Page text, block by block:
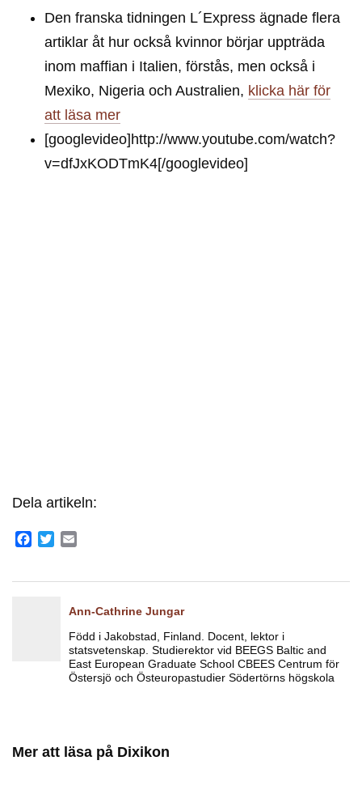
Den franska tidningen L´Express ägnade flera
artiklar åt hur också kvinnor börjar uppträda
inom maffian i Italien, förstås, men också i
Mexiko, Nigeria och Australien, klicka här för
att läsa mer
[googlevideo]http://www.youtube.com/watch?
v=dfJxKODTmK4[/googlevideo]
Dela artikeln:
Facebook
Twitter
Ann-Cathrine Jungar
Född i Jakobstad, Finland. Docent, lektor i
statsvetenskap. Studierektor vid BEEGS Baltic and
East European Graduate School CBEES Centrum för
Östersjö och Östeuropastudier Södertörns högskola
Mer att läsa på Dixikon